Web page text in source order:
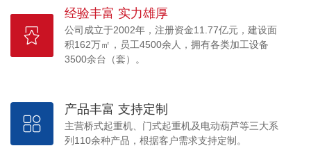
经验丰富 实力雄厚
公司成立于2002年，注册资金11.77亿元，建设面
积162万㎡，员工4500余人，拥有各类加工设备
3500余台（套）。
产品丰富 支持定制
主营桥式起重机、门式起重机及电动葫芦等三大系
列110余种产品，根据客户需求支持定制。